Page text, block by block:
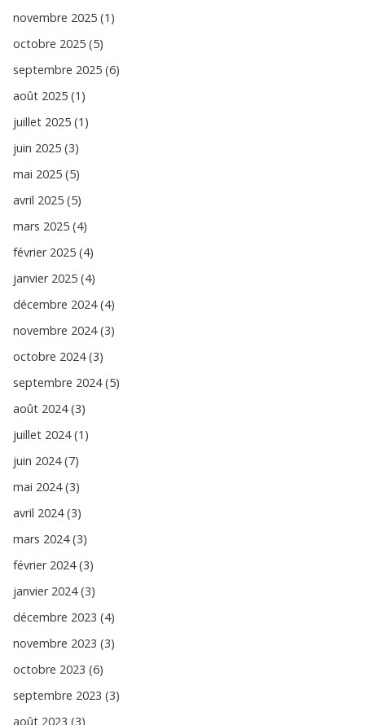
novembre 2025 (1)
octobre 2025 (5)
septembre 2025 (6)
août 2025 (1)
juillet 2025 (1)
juin 2025 (3)
mai 2025 (5)
avril 2025 (5)
mars 2025 (4)
février 2025 (4)
janvier 2025 (4)
décembre 2024 (4)
novembre 2024 (3)
octobre 2024 (3)
septembre 2024 (5)
août 2024 (3)
juillet 2024 (1)
juin 2024 (7)
mai 2024 (3)
avril 2024 (3)
mars 2024 (3)
février 2024 (3)
janvier 2024 (3)
décembre 2023 (4)
novembre 2023 (3)
octobre 2023 (6)
septembre 2023 (3)
août 2023 (3)